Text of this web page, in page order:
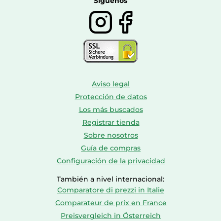
Aviso legal
Protección de datos
Los más buscados
Registrar tienda
Sobre nosotros
Guía de compras
Configuración de la privacidad
También a nivel internacional:
Comparatore di prezzi in Italie
Comparateur de prix en France
Preisvergleich in Österreich